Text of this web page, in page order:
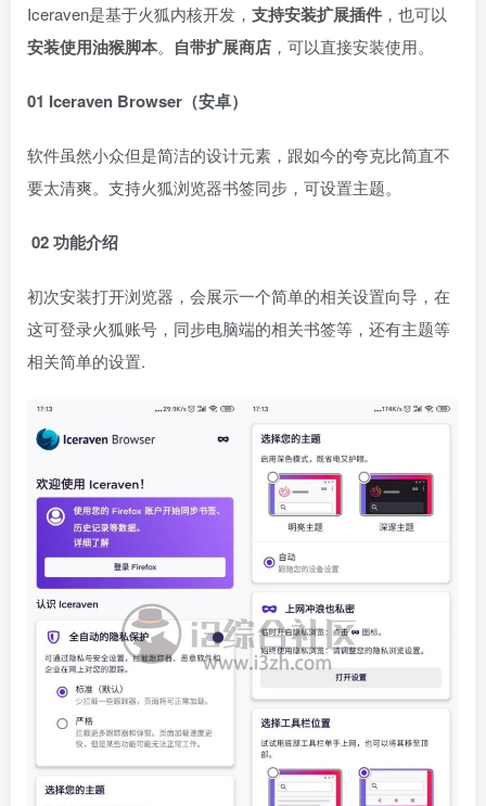
Iceraven是基于火狐内核开发， 支持安装扩展插件 ，也可以
安装使用油猴脚本。 自带扩展商店 ，可以直接安装使用。
01 Iceraven Browser（安卓）
软件虽然小众但是简洁的设计元素，跟如今的夸克比简直不
要太清爽。支持火狐浏览器书签同步，可设置主题。
02 功能介绍
初次安装打开浏览器，会展示一个简单的相关设置向导，在
这可登录火狐账号，同步电脑端的相关书签等，还有主题等
相关简单的设置.